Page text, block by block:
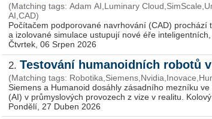
(Matching tags: Adam AI,Luminary
AI,CAD)
Po­čí­ta­čem pod­po­ro­va­né na­vr­ho­vá­ní (CAD)
a izo­lo­va­né si­mu­la­ce ustu­pu­jí nové éře in­te­li­gent­ních,
Čtvrtek, 06 Srpen 2026
2. Testování humanoidních robotů
(Matching tags:
Sie­mens a Hu­ma­no­id do­sáh­ly zá­sad­ní­ho mez­ní­ku
(AI) v prů­mys­lo­vých pro­vo­zech z vize v re­a­li­tu. Ko­lo­vý
Pondělí, 27 Duben 2026